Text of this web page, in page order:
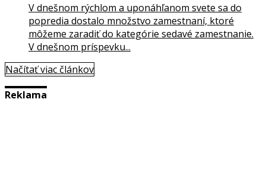
V dnešnom rýchlom a uponáhľanom svete sa do
popredia dostalo množstvo zamestnaní, ktoré
môžeme zaradiť do kategórie sedavé zamestnanie.
V dnešnom príspevku...
Načítať viac článkov
Reklama